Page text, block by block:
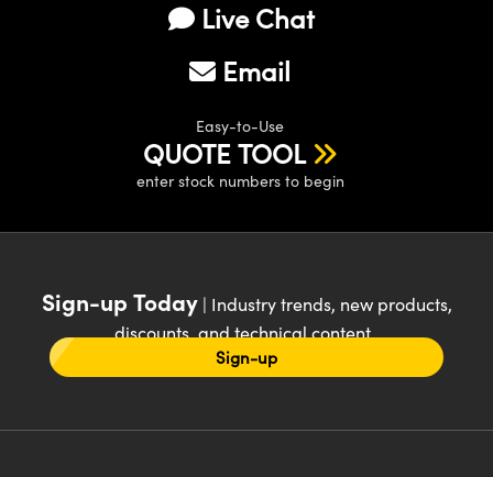
Live Chat
Email
Easy-to-Use
QUOTE TOOL
enter stock numbers to begin
Sign-up Today| Industry trends, new products,
discounts, and technical content
Sign-up